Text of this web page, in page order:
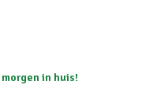
in huis!